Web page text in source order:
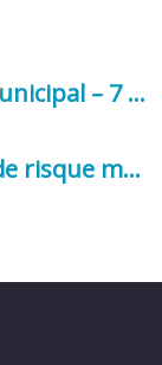
Compte rendu conseil municipal – 7 avril 2026
Abaissement au niveau de risque modéré de l’Influenza aviaire